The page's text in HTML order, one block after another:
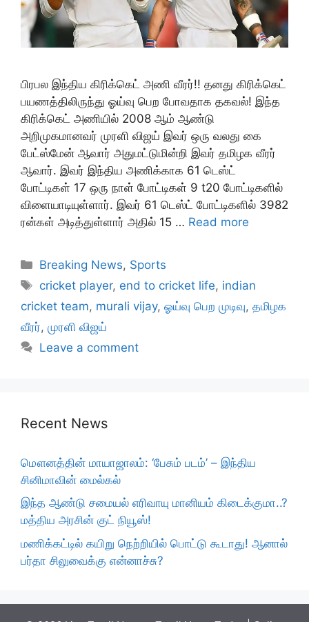
பிரபல இந்திய கிரிக்கெட் அணி வீரர்!! தனது கிரிக்கெட்
பயணத்திலிருந்து ஓய்வு பெற போவதாக தகவல்! இந்த
கிரிக்கெட் அணியில் 2008 ஆம் ஆண்டு
அறிமுகமானவர் முரளி விஜய் இவர் ஒரு வலது கை
பேட்ஸ்மேன் ஆவார் அதுமட்டுமின்றி இவர் தமிழக வீரர்
ஆவார். இவர் இந்திய அணிக்காக 61 டெஸ்ட்
போட்டிகள் 17 ஒரு நாள் போட்டிகள் 9 t20 போட்டிகளில்
விளையாடியுள்ளார். இவர் 61 டெஸ்ட் போட்டிகளில் 3982
ரன்கள் அடித்துள்ளார் அதில் 15 … Read more
Categories
Breaking News, Sports
Tags
cricket player, end to cricket life, indian
cricket team, murali vijay, ஓய்வு பெற முடிவு, தமிழக
வீரர், முரளி விஜய்
Leave a comment
Recent News
மௌனத்தின் மாயாஜாலம்: ‘பேசும் படம்’ – இந்திய
சினிமாவின் மைல்கல்
இந்த ஆண்டு சமையல் எரிவாயு மானியம் கிடைக்குமா..?
மத்திய அரசின் குட் நியூஸ்!
மணிக்கட்டில் கயிறு நெற்றியில் பொட்டு கூடாது! ஆனால்
பர்தா சிலுவைக்கு என்னாச்சு?